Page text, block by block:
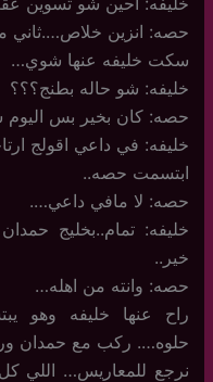
حصه: انزين خلاص….ثاني
سكت خليفه عنها شوي…
خليفه: شو حاله بطنج؟؟؟
حصه: كان بخير بس
خليفه: في داعي اقولج
ابتسمت حصه..
حصه: لا مافي داعي….
خليفه: تمام..بخليج
خير..
حصه: وانته من اهله…
راح عنها خليفه وهو
حلوه…. ركب مع حمدان
نرجع للمعاريس… اللي